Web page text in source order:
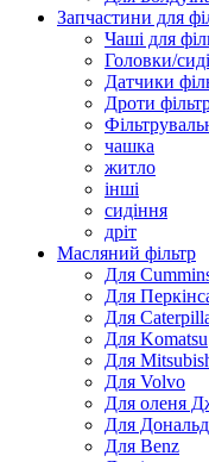
Запчастини для
Чаші для
Головки/
Датчики
Дроти
чашка
житло
інші
сидіння
дріт
Масляний фільтр
Для
Для
Для
Для Komatsu
Для
Для Volvo
Для оленя
Для
Для Benz